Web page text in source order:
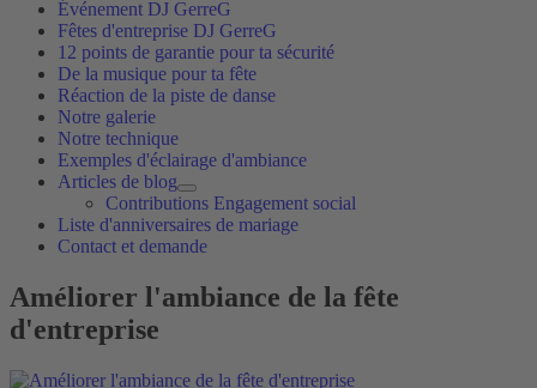
Événement DJ GerreG
Fêtes d'entreprise DJ GerreG
12 points de garantie pour ta sécurité
De la musique pour ta fête
Réaction de la piste de danse
Notre galerie
Notre technique
Exemples d'éclairage d'ambiance
Articles de blog
Contributions Engagement social
Liste d'anniversaires de mariage
Contact et demande
Améliorer l'ambiance de la fête
d'entreprise